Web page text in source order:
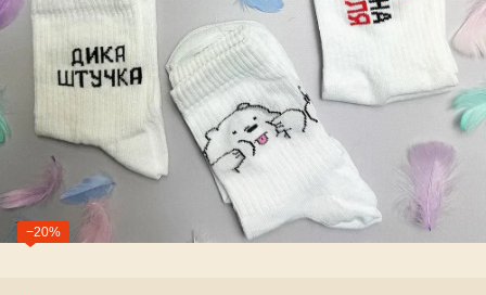
−20%